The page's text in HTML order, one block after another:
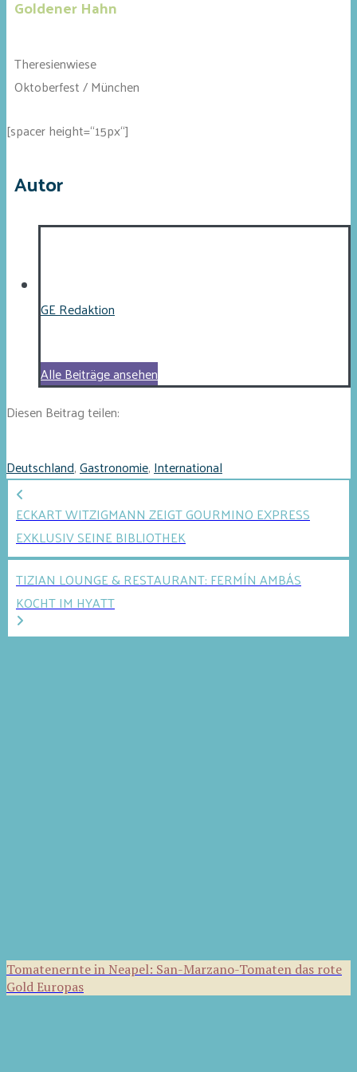
Goldener Hahn
Theresienwiese
Oktoberfest / München
[spacer height=“15px“]
Autor
GE Redaktion
Alle Beiträge ansehen
Diesen Beitrag teilen:
Deutschland,Gastronomie, International
ECKART WITZIGMANN ZEIGT GOURMINO EXPRESS
EXKLUSIV SEINE BIBLIOTHEK
TIZIAN LOUNGE & RESTAURANT: FERMÍN AMBÁS
KOCHT IM HYATT
Tomatenernte in Neapel: San-Marzano-Tomaten das rote
Gold Europas